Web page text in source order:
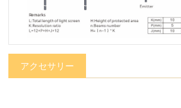
アクセサリー